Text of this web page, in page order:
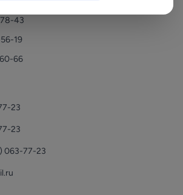
43
19
66
23
23
063-77-23